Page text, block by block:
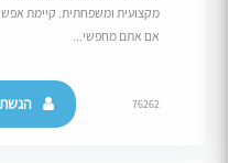
מקצועית ומשפחתית. קיימת
אם אתם מחפשי...
76262